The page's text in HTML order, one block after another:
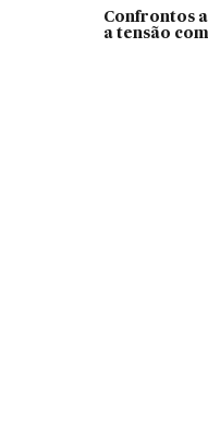
Confrontos
a tensão